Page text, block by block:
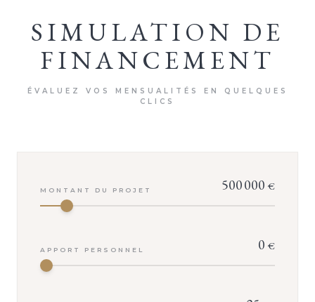
SIMULATION DE
FINANCEMENT
ÉVALUEZ VOS MENSUALITÉS EN QUELQUES
CLICS
MONTANT DU PROJET 500 000 €
APPORT PERSONNEL 0 €